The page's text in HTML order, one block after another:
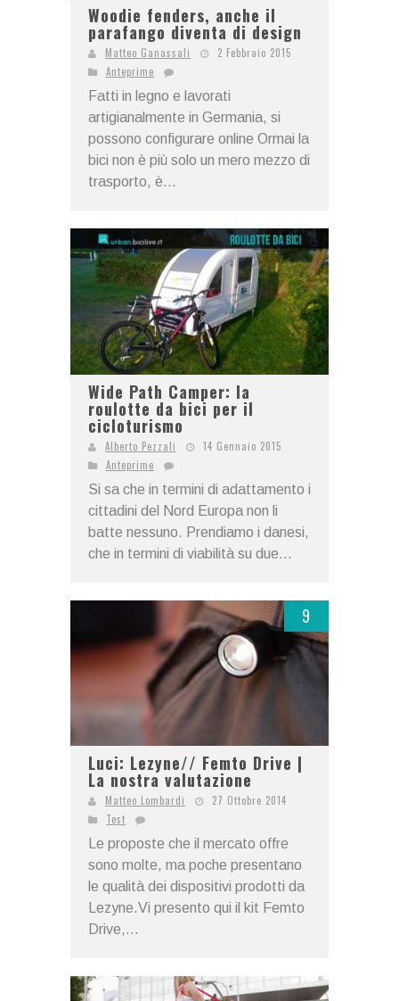
Woodie fenders, anche il
parafango diventa di design
Matteo Ganassali
2 Febbraio 2015
Anteprime
Fatti in legno e lavorati
artigianalmente in Germania, si
possono configurare online Ormai la
bici non è più solo un mero mezzo di
trasporto, è...
Wide Path Camper: la
roulotte da bici per il
cicloturismo
Alberto Pezzali
14 Gennaio 2015
Anteprime
Si sa che in termini di adattamento i
cittadini del Nord Europa non li
batte nessuno. Prendiamo i danesi,
che in termini di viabilità su due...
9
Luci: Lezyne// Femto Drive |
La nostra valutazione
Matteo Lombardi
27 Ottobre 2014
Test
Le proposte che il mercato offre
sono molte, ma poche presentano
le qualità dei dispositivi prodotti da
Lezyne.Vi presento qui il kit Femto
Drive,...